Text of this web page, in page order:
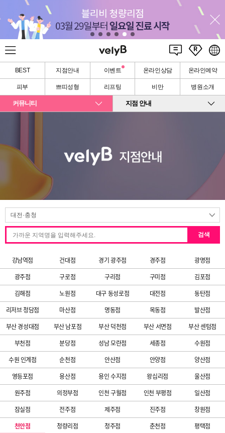
BEST 지점안내 이벤트 온라인상담 온라인예약
피부 쁘띠성형 리프팅 비만 병원소개
커뮤니티 지점 안내
검색
강남역점 건대점 경기 광주점 경주점
광명점
광주점
구로점 구리점 구미점
김포점
김해점
노원점 대구 동성로점 대전점
동탄점
리저브 청담점
마산점 명동점 목동점
발산점
부산 경성대점
부산 남포점 부산 덕천점 부산 서면점
부산 센텀점
부천점
분당점 성남 모란점 세종점
수원점
수원 인계점
순천점 안산점 안양점
양산점
영등포점
용산점 용인 수지점 왕십리점
울산점
원주점
의정부점 인천 구월점 인천 부평점
일산점
잠실점
전주점 제주점 진주점
창원점
천안점
청량리점 청주점 춘천점
평택점